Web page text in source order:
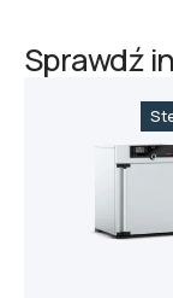
Sprawdź